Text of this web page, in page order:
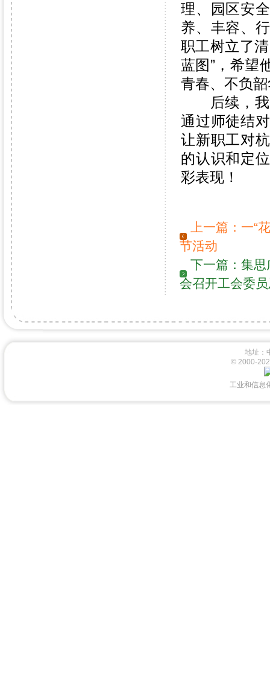
理、园区安
养、丰容、
职工树立了
蓝图”，希望
青春、不负
后续，我
通过师徒结
让新职工对
的认识和定
彩表现！
上一篇： 一“
节活动
下一篇： 集思
会召开工会委
地址
© 2000-
工业和信息